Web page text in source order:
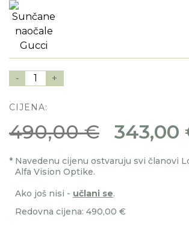
- 1 +
CIJENA:
490,00 € 343,00
* Navedenu cijenu ostvaruju svi članovi
Alfa Vision Optike.
Ako još nisi - učlani se.
Redovna cijena: 490,00 €